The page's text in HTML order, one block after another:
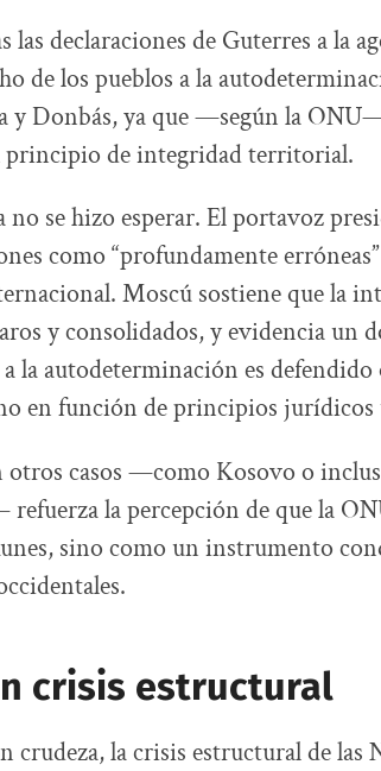
declaraciones de Guterres a la
de los pueblos a la
y Donbás, ya que —según la
principio de integridad territorial.
no se hizo esperar. El portavoz
como “profundamente
Moscú sostiene que la
y consolidados, y evidencia un
la autodeterminación es defendido
en función de principios jurídicos
casos —como Kosovo o
la percepción de que la
sino como un instrumento
crisis estructural
crudeza, la crisis estructural de las